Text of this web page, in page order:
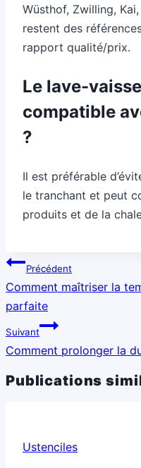
Wüsthof, Zwilling,
restent des
rapport qualité/prix.
Le lave-
compatible
?
Il est préférable
le tranchant et peut
produits et de la
Navigation
de
l’article
Précédent
Comment maîtriser la
parfaite
Suivant
Comment prolonger la
Publications
Ustenciles